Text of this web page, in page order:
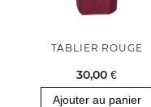
TABLIER ROUGE
30,00 €
Ajouter au panier